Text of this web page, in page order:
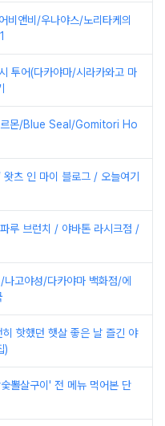
비앤비/우나야스/노리타케의
투어(다카야마/시라카와고 마
르몬/Blue Seal/Gomitori Ho
츠 인 마이 블로그 / 오늘여기
루 브런치 / 야바톤 라시크점 /
고야성/다카야마 백화점/에
핫했던 햇살 좋은 날 즐긴 야
)
뽈살구이' 전 메뉴 먹어본 단